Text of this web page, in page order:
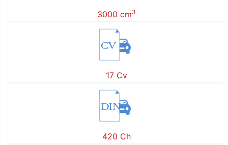
3000 cm3
CV
17 Cv
DIN
420 Ch